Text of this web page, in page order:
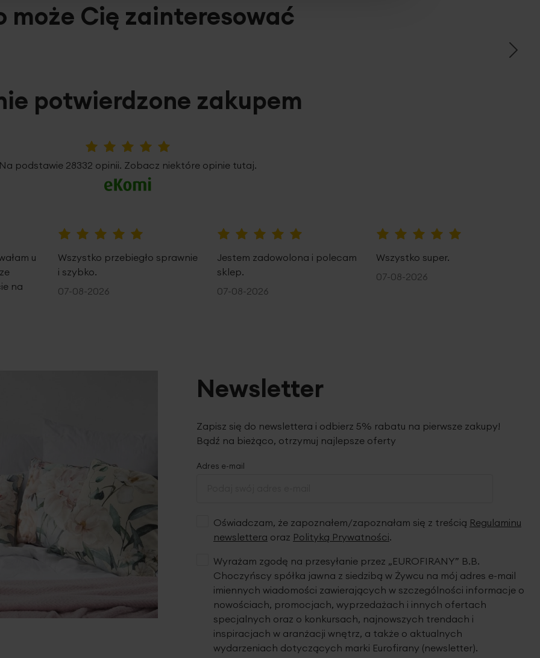
może Cię zainteresować
potwierdzone zakupem
5%
Na podstawie 28332 opinii. Zobacz niektóre opinie tutaj.
u
na
Wszystko przebiegło sprawnie
i szybko.
07-08-2026
Jestem zadowolona i polecam
sklep.
07-08-2026
Wszystko super.
07-08-2026
Newsletter
Zapisz się do newslettera i odbierz 5% rabatu na pierwsze zakupy!
Bądź na bieżąco, otrzymuj najlepsze oferty
Adres e-mail
Oświadczam, że zapoznałem/zapoznałam się z treścią Regulaminu
newslettera oraz Polityką Prywatności.
Wyrażam zgodę na przesyłanie przez „EUROFIRANY” B.B.
Choczyńscy spółka jawna z siedzibą w Żywcu na mój adres e-mail
imiennych wiadomości zawierających w szczególności informacje o
nowościach, promocjach, wyprzedażach i innych ofertach
specjalnych oraz o konkursach, najnowszych trendach i
inspiracjach w aranżacji wnętrz, a także o aktualnych
wydarzeniach dotyczących marki Eurofirany (newsletter).